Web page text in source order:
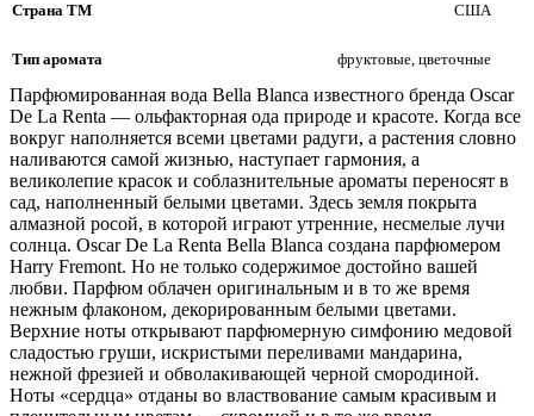
Страна ТМ США
Тип аромата фруктовые, цветочные
Парфюмированная вода Bella Blanca известного бренда Oscar
De La Renta — ольфакторная ода природе и красоте. Когда все
вокруг наполняется всеми цветами радуги, а растения словно
наливаются самой жизнью, наступает гармония, а
великолепие красок и соблазнительные ароматы переносят в
сад, наполненный белыми цветами. Здесь земля покрыта
алмазной росой, в которой играют утренние, несмелые лучи
солнца. Oscar De La Renta Bella Blanca создана парфюмером
Harry Fremont. Но не только содержимое достойно вашей
любви. Парфюм облачен оригинальным и в то же время
нежным флаконом, декорированным белыми цветами.
Верхние ноты открывают парфюмерную симфонию медовой
сладостью груши, искристыми переливами мандарина,
нежной фрезией и обволакивающей черной смородиной.
Ноты «сердца» отданы во властвование самым красивым и